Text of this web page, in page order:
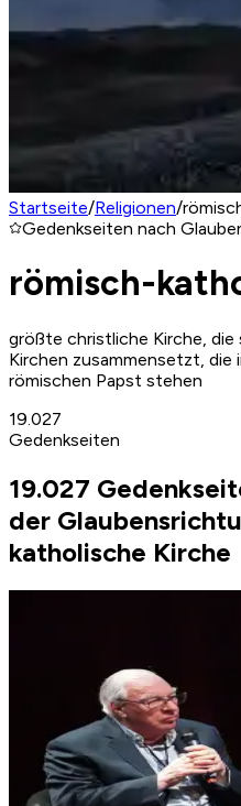
Startseite/Religionen/
Gedenkseiten nach
römisch-
größte christliche Kirche,
Kirchen zusammensetzt,
römischen Papst stehen
19.027
Gedenkseiten
19.027
der
katholische Kirche